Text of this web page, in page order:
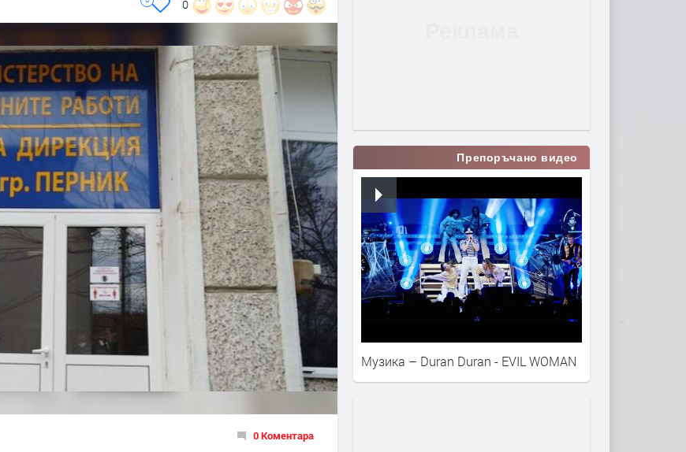
0
0 Коментара
Препоръчано видео
Музика – Duran Duran - EVIL WOMAN